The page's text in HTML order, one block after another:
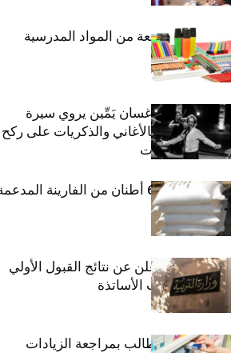
حجز 1926 قطعة من المواد المدرسية
الفنان اللبناني غسان يَمِّين يروي سيرة
شارل أزنافور بالأغاني والذكريات على ركح
مسرح الحمامات
منوبة: حجز 6،3 أطنان من الفارينة المدعمة
وزارة التربية تعلن عن نتائج القبول الأولي
لمناظرة انتداب الأساتذة
اتحاد الشغل يطالب بمراجعة الزيادات